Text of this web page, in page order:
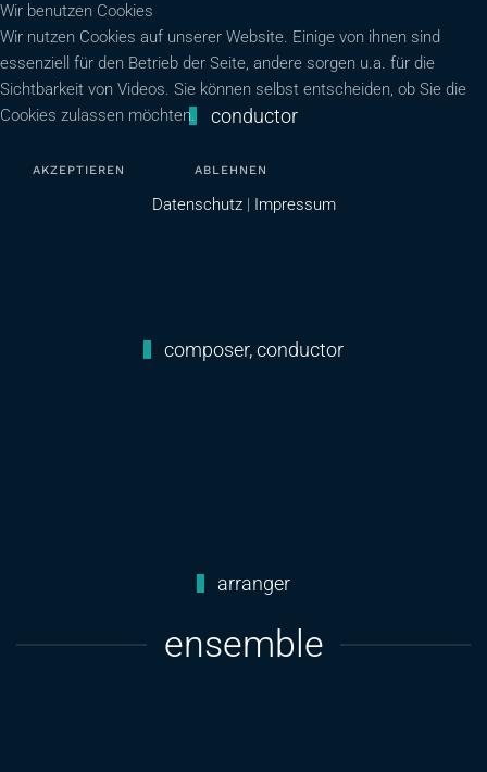
conductor
composer, conductor
arranger
ensemble
Wir benutzen Cookies
Wir nutzen Cookies auf unserer Website. Einige von ihnen sind
essenziell für den Betrieb der Seite, andere sorgen u.a. für die
Sichtbarkeit von Videos. Sie können selbst entscheiden, ob Sie die
Cookies zulassen möchten.
AKZEPTIEREN ABLEHNEN
Datenschutz| Impressum